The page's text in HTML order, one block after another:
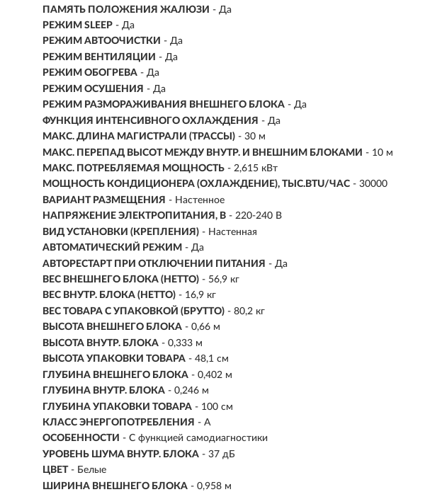
ПАМЯТЬ ПОЛОЖЕНИЯ ЖАЛЮЗИ - Да
РЕЖИМ SLEEP - Да
РЕЖИМ АВТООЧИСТКИ - Да
РЕЖИМ ВЕНТИЛЯЦИИ - Да
РЕЖИМ ОБОГРЕВА - Да
РЕЖИМ ОСУШЕНИЯ - Да
РЕЖИМ РАЗМОРАЖИВАНИЯ ВНЕШНЕГО БЛОКА - Да
ФУНКЦИЯ ИНТЕНСИВНОГО ОХЛАЖДЕНИЯ - Да
МАКС. ДЛИНА МАГИСТРАЛИ (ТРАССЫ) - 30 м
МАКС. ПЕРЕПАД ВЫСОТ МЕЖДУ ВНУТР. И ВНЕШНИМ БЛОКАМИ - 10 м
МАКС. ПОТРЕБЛЯЕМАЯ МОЩНОСТЬ - 2,615 кВт
МОЩНОСТЬ КОНДИЦИОНЕРА (ОХЛАЖДЕНИЕ), ТЫС.BTU/ЧАС - 30000
ВАРИАНТ РАЗМЕЩЕНИЯ - Настенное
НАПРЯЖЕНИЕ ЭЛЕКТРОПИТАНИЯ, В - 220-240 В
ВИД УСТАНОВКИ (КРЕПЛЕНИЯ) - Настенная
АВТОМАТИЧЕСКИЙ РЕЖИМ - Да
АВТОРЕСТАРТ ПРИ ОТКЛЮЧЕНИИ ПИТАНИЯ - Да
ВЕС ВНЕШНЕГО БЛОКА (НЕТТО) - 56,9 кг
ВЕС ВНУТР. БЛОКА (НЕТТО) - 16,9 кг
ВЕС ТОВАРА С УПАКОВКОЙ (БРУТТО) - 80,2 кг
ВЫСОТА ВНЕШНЕГО БЛОКА - 0,66 м
ВЫСОТА ВНУТР. БЛОКА - 0,333 м
ВЫСОТА УПАКОВКИ ТОВАРА - 48,1 см
ГЛУБИНА ВНЕШНЕГО БЛОКА - 0,402 м
ГЛУБИНА ВНУТР. БЛОКА - 0,246 м
ГЛУБИНА УПАКОВКИ ТОВАРА - 100 см
КЛАСС ЭНЕРГОПОТРЕБЛЕНИЯ - A
ОСОБЕННОСТИ - С функцией самодиагностики
УРОВЕНЬ ШУМА ВНУТР. БЛОКА - 37 дБ
ЦВЕТ - Белые
ШИРИНА ВНЕШНЕГО БЛОКА - 0,958 м